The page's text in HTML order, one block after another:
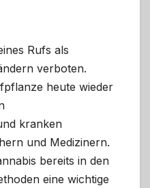
Rufs als
verboten.
heute wieder
kranken
und Medizinern.
bereits in den
eine wichtige